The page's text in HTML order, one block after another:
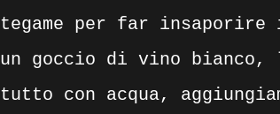
tegame per far insaporire
un goccio di vino bianco,
tutto con acqua,